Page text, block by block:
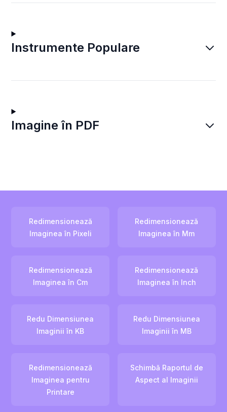
Instrumente Populare
Imagine în PDF
Redimensionează
Imaginea în Pixeli
Redimensionează
Imaginea în Mm
Redimensionează
Imaginea în Cm
Redimensionează
Imaginea în Inch
Redu Dimensiunea
Imaginii în KB
Redu Dimensiunea
Imaginii în MB
Redimensionează
Imaginea pentru
Printare
Schimbă Raportul de
Aspect al Imaginii